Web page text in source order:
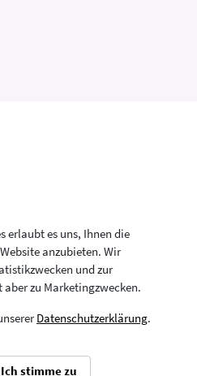
erlaubt es uns, Ihnen die
anzubieten. Wir
und zur
zu Marketingzwecken.
Datenschutzerklärung.
Ich stimme zu
der
Datenschutzerklärung